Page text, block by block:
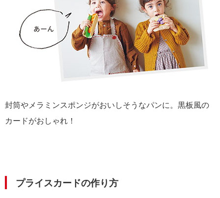
封筒やメラミンスポンジがおいしそうなパンに。黒板風の
カードがおしゃれ！
プライスカードの作り方